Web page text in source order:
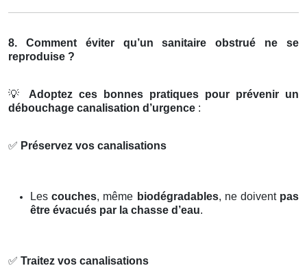
8. Comment éviter qu’un sanitaire obstrué ne se
reproduise ?
💡
Adoptez ces bonnes pratiques pour prévenir un
débouchage canalisation d’urgence :
✅ Préservez vos canalisations
Lescouches, même biodégradables, ne doivent pas
être évacués par la chasse d’eau.
✅ Traitez vos canalisations